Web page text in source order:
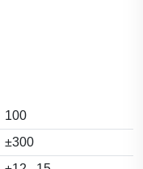
100
±300